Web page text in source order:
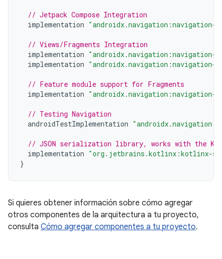
// Jetpack Compose Integration
implementation "androidx.navigation:navigation-
// Views/Fragments Integration
implementation "androidx.navigation:navigation-
implementation "androidx.navigation:navigation-
// Feature module support for Fragments
implementation "androidx.navigation:navigation-
// Testing Navigation
androidTestImplementation
// JSON serialization library, works with the
implementation "org.jetbrains.kotlinx:kotlinx-
}
Si quieres obtener información sobre cómo agregar
otros componentes de la arquitectura a tu proyecto,
consulta Cómo agregar componentes a tu proyecto.